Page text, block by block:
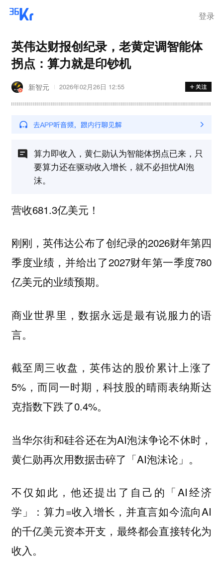
登录
英伟达财报创纪录，老黄定调智能体
拐点：算力就是印钞机
新智元 2026年02月26日 12:55
算力即收入，黄仁勋认为智能体拐点已来，只
要算力还在驱动收入增长，就不必担忧AI泡
沫。
营收681.3亿美元！
刚刚，英伟达公布了创纪录的2026财年第四
季度业绩，并给出了2027财年第一季度780
亿美元的业绩预期。
商业世界里，数据永远是最有说服力的语
言。
截至周三收盘，英伟达的股价累计上涨了
5%，而同一时期，科技股的晴雨表纳斯达
克指数下跌了0.4%。
当华尔街和硅谷还在为AI泡沫争论不休时，
黄仁勋再次用数据击碎了「AI泡沫论」。
不仅如此，他还提出了自己的「AI经济
学」：算力=收入增长，并直言如今流向AI
的千亿美元资本开支，最终都会直接转化为
收入。